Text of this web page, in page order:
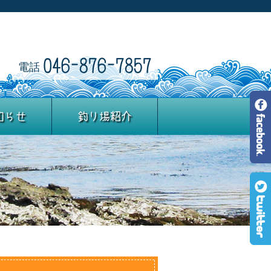
電話 046-876-7857
らせ 釣り場紹介